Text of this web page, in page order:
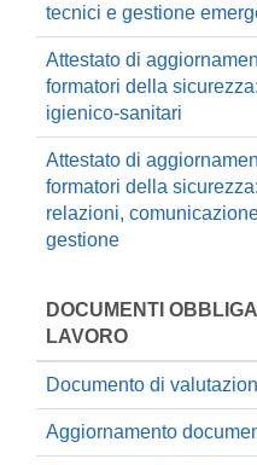
tecnici e gestione
Attestato di
formatori della
igienico-sanitari
Attestato di
formatori della sicurezza:
relazioni,
gestione
DOCUMENTI
LAVORO
Documento di
Aggiornamento